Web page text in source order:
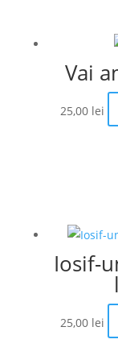
Vai
25,00 lei
Iosif-
25,00 lei